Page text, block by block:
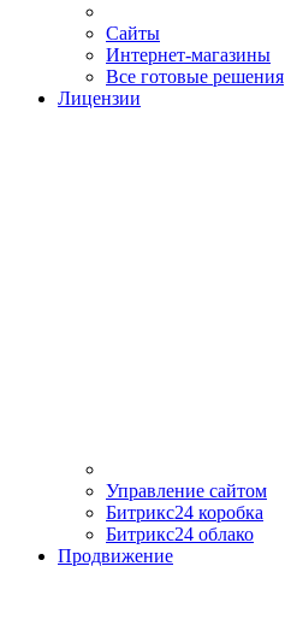
Сайты
Интернет-магазины
Все готовые решения
Лицензии
Управление сайтом
Битрикс24 коробка
Битрикс24 облако
Продвижение